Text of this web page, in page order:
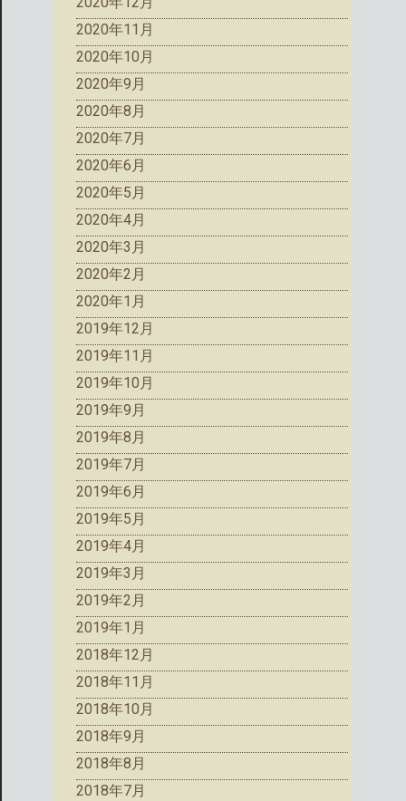
2020年11月
2020年10月
2020年9月
2020年8月
2020年7月
2020年6月
2020年5月
2020年4月
2020年3月
2020年2月
2020年1月
2019年12月
2019年11月
2019年10月
2019年9月
2019年8月
2019年7月
2019年6月
2019年5月
2019年4月
2019年3月
2019年2月
2019年1月
2018年12月
2018年11月
2018年10月
2018年9月
2018年8月
2018年7月